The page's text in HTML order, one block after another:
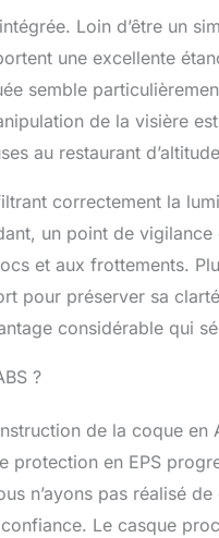
Loin d’être un
une excellente
semble
de la visière
au restaurant
correctement la
un point de
et aux frottements.
pour préserver sa
considérable qui
?
de la coque en
en EPS
n’ayons pas réalisé
Le casque